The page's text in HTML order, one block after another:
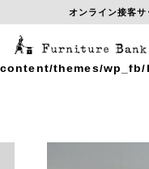
: Undefined
/home/sasagumi/f-b-
content/themes/
オンライン接客